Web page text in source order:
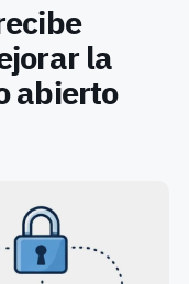
la
abierto